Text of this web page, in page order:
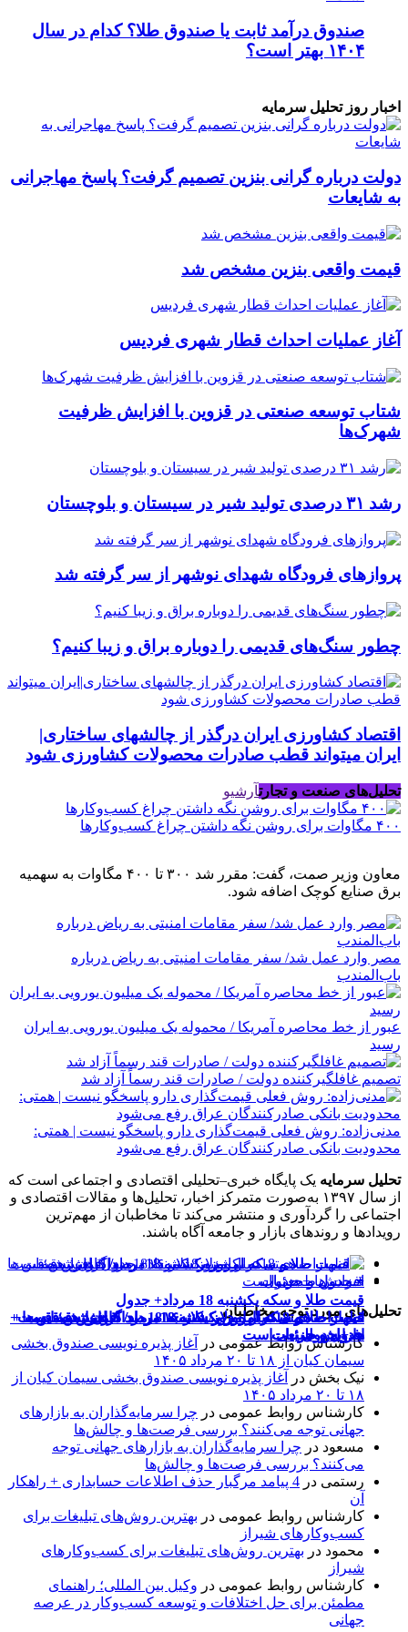
صندوق درآمد ثابت یا صندوق طلا؟ کدام در سال
۱۴۰۴ بهتر است؟
اخبار روز تحلیل سرمایه
دولت درباره گرانی بنزین تصمیم گرفت؟ پاسخ مهاجرانی
به شایعات
قیمت واقعی بنزین مشخص شد
آغاز عملیات احداث قطار شهری فردیس
شتاب توسعه صنعتی در قزوین با افزایش ظرفیت
شهرک‌ها
رشد ۳۱ درصدی تولید شیر در سیستان و بلوچستان
پروازهای فرودگاه شهدای نوشهر از سر گرفته شد
چطور سنگ‌های قدیمی را دوباره براق و زیبا کنیم؟
اقتصاد کشاورزی ایران درگذر از چالشهای ساختاری|
ایران میتواند قطب صادرات محصولات کشاورزی شود
تحلیل‌های صنعت و تجارتآرشیو
۴۰۰ مگاوات برای روشن نگه داشتن چراغ کسب‌وکار‌ها
معاون وزیر صمت، گفت: مقرر شد ۳۰۰ تا ۴۰۰ مگاوات به سهمیه
برق صنایع کوچک اضافه شود.
مصر وارد عمل شد/ سفر مقامات امنیتی به ریاض درباره
باب‌المندب
عبور از خط محاصره آمریکا / محموله یک میلیون یورویی به ایران
رسید
تصمیم غافلگیرکننده دولت / صادرات قند رسماً آزاد شد
مدنی‌زاده: روش فعلی قیمت‌گذاری دارو پاسخگو نیست | همتی:
محدودیت بانکی صادرکنندگان عراق رفع می‌شود
تحلیل سرمایه یک پایگاه خبری–تحلیلی اقتصادی و اجتماعی است که
از سال ۱۳۹۷ به‌صورت متمرکز اخبار، تحلیل‌ها و مقالات اقتصادی و
اجتماعی را گردآوری و منتشر می‌کند تا مخاطبان از مهم‌ترین
رویدادها و روندهای بازار و جامعه آگاه باشند.
قیمت طلا و سکه امروز یکشنبه 18مرداد/ کاهش همه قیمت
ها + جدول
قیمت طلای 18عیار امروز یکشنبه 18مرداد/ افزایش قیمت +
جدول و جزئیات
قیمت طلا و سکه امروز یکشنبه 18مرداد/ افزایش قیمت ها +
جدول و جزئیات
اظهارات همتی درباره دلار/ دلار ۱۶ درصد گران شده؛ این
افزایش طبیعی است
قیمت طلا و سکه یکشنبه 18 مرداد+ جدول
تحلیل‌های مورد توجه مخاطبان
کارشناس روابط عمومی در
آغاز پذیره نویسی صندوق بخشی
سیمان کیان از ۱۸ تا ۲۰ مرداد ۱۴۰۵
نیک بخش در
آغاز پذیره نویسی صندوق بخشی سیمان کیان از
۱۸ تا ۲۰ مرداد ۱۴۰۵
کارشناس روابط عمومی در چرا سرمایه‌گذاران به بازارهای
جهانی توجه می‌کنند؟ بررسی فرصت‌ها و چالش‌ها
مسعود در چرا سرمایه‌گذاران به بازارهای جهانی توجه
می‌کنند؟ بررسی فرصت‌ها و چالش‌ها
رستمی در
4 پیامد مرگبار حذف اطلاعات حسابداری + راهکار
آن
کارشناس روابط عمومی در بهترین روش‌های تبلیغات برای
کسب‌وکارهای شیراز
محمود در بهترین روش‌های تبلیغات برای کسب‌وکارهای
شیراز
کارشناس روابط عمومی در وکیل بین المللی؛ راهنمای
مطمئن برای حل اختلافات و توسعه کسب‌وکار در عرصه
جهانی